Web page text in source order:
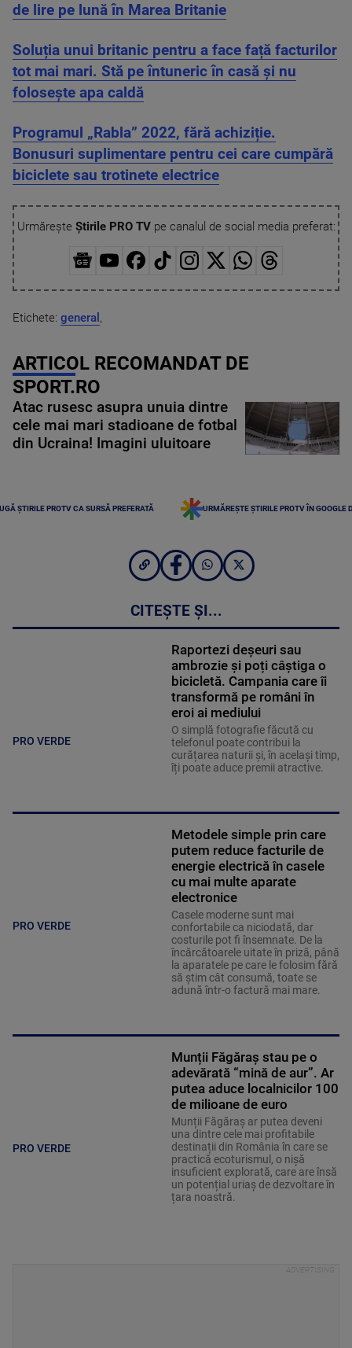
de lire pe lună în Marea Britanie
Soluția unui britanic pentru a face față facturilor
tot mai mari. Stă pe întuneric în casă și nu
folosește apa caldă
Programul „Rabla” 2022, fără achiziție.
Bonusuri suplimentare pentru cei care cumpără
biciclete sau trotinete electrice
Urmărește Știrile PRO TVpe canalul de social media preferat:
Etichete: general ,
ARTICOL RECOMANDAT DE
SPORT.RO
Atac rusesc asupra unuia dintre
cele mai mari stadioane de fotbal
din Ucraina! Imagini uluitoare
ȘTIRILE PROTV CA SURSĂ PREFERATĂ URMĂREȘTE ȘTIRILE PROTV ÎN GOOGLE
CITEȘTE ȘI...
PRO VERDE
Raportezi deșeuri sau
ambrozie și poți câștiga o
bicicletă. Campania care îi
transformă pe români în
eroi ai mediului
O simplă fotografie făcută cu
telefonul poate contribui la
curățarea naturii și, în același timp,
îți poate aduce premii atractive.
PRO VERDE
Metodele simple prin care
putem reduce facturile de
energie electrică în casele
cu mai multe aparate
electronice
Casele moderne sunt mai
confortabile ca niciodată, dar
costurile pot fi însemnate. De la
încărcătoarele uitate în priză, până
la aparatele pe care le folosim fără
să știm cât consumă, toate se
adună într-o factură mai mare.
PRO VERDE
Munții Făgăraș stau pe o
adevărată “mină de aur”. Ar
putea aduce localnicilor 100
de milioane de euro
Munții Făgăraș ar putea deveni
una dintre cele mai profitabile
destinații din România în care se
practică ecoturismul, o nișă
insuficient explorată, care are însă
un potențial uriaș de dezvoltare în
țara noastră.